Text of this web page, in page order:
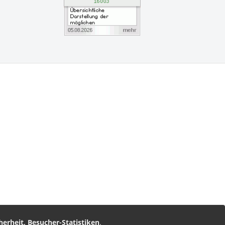
Leserservice
Besucher-Statistiken.